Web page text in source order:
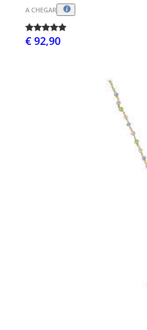
A CHEGAR
€ 92,90